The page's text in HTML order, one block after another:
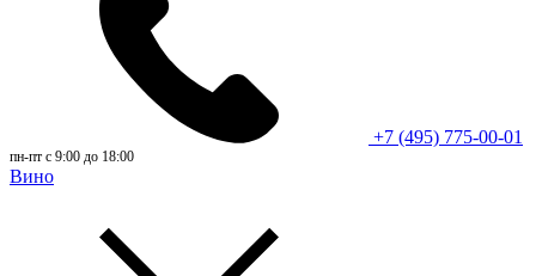
+7 (495) 775-00-01
пн-пт с 9:00 до 18:00
Вино